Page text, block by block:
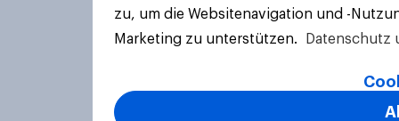
zu, um die Websitenavigation und -
Marketing zu unterstützen.
Datenschutz